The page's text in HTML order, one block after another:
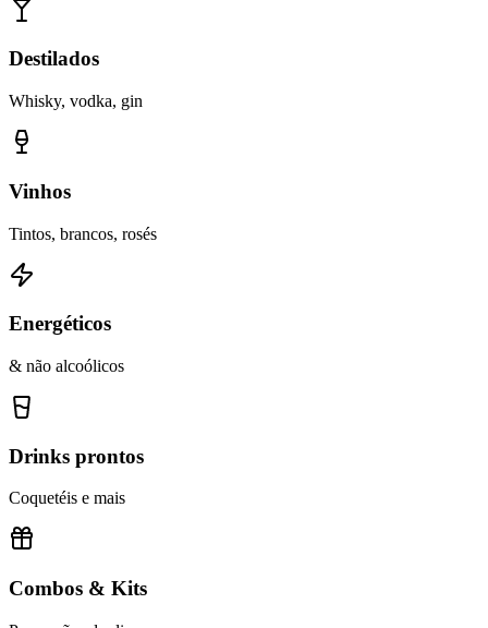
Destilados
Whisky, vodka, gin
Vinhos
Tintos, brancos, rosés
Energéticos
& não alcoólicos
Drinks prontos
Coquetéis e mais
Combos & Kits